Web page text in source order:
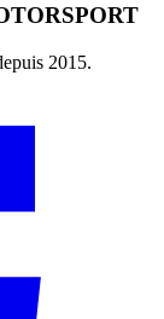
2015.